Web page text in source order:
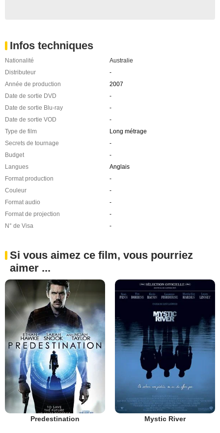
Infos techniques
Nationalité
Australie
Distributeur
-
Année de production
2007
Date de sortie DVD
-
Date de sortie Blu-ray
-
Date de sortie VOD
-
Type de film
Long métrage
Secrets de tournage
-
Budget
-
Langues
Anglais
Format production
-
Couleur
-
Format audio
-
Format de projection
-
N° de Visa
-
Si vous aimez ce film, vous pourriez
aimer ...
Predestination Mystic River